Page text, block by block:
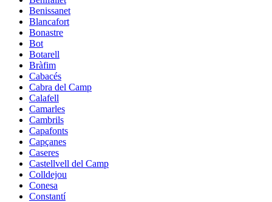
Benissanet
Blancafort
Bonastre
Bot
Botarell
Bràfim
Cabacés
Cabra del Camp
Calafell
Camarles
Cambrils
Capafonts
Capçanes
Caseres
Castellvell del Camp
Colldejou
Conesa
Constantí